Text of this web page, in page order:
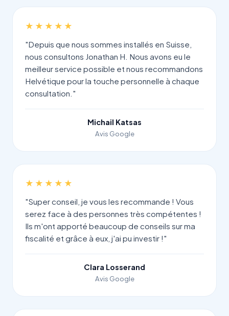
★★★★★
"Depuis que nous sommes installés en Suisse,
nous consultons Jonathan H. Nous avons eu le
meilleur service possible et nous recommandons
Helvétique pour la touche personnelle à chaque
consultation."
Michail Katsas
Avis Google
★★★★★
"Super conseil, je vous les recommande ! Vous
serez face à des personnes très compétentes !
Ils m'ont apporté beaucoup de conseils sur ma
fiscalité et grâce à eux, j'ai pu investir !"
Clara Losserand
Avis Google